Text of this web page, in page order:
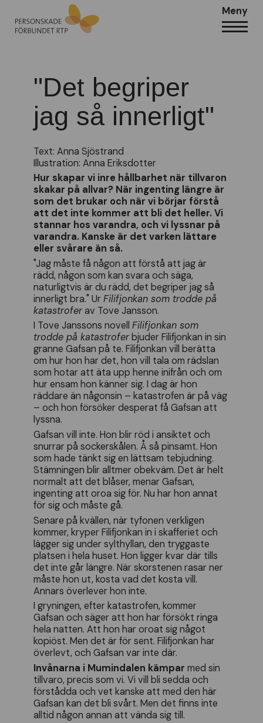
Meny
"Det begriper
jag så innerligt"
Text: Anna Sjöstrand
Illustration: Anna Eriksdotter
Hur skapar vi inre hållbarhet när tillvaron
skakar på allvar? När ingenting längre är
som det brukar och när vi börjar förstå
att det inte kommer att bli det heller. Vi
stannar hos varandra, och vi lyssnar på
varandra. Kanske är det varken lättare
eller svårare än så.
"Jag måste få någon att förstå att jag är
rädd, någon som kan svara och säga,
naturligtvis är du rädd, det begriper jag så
innerligt bra." UrFilifjonkan som trodde på
katastroferav Tove Jansson.
I Tove Janssons novellFilifjonkan som
trodde på katastroferbjuder Filifjonkan in sin
granne Gafsan på te. Filifjonkan vill berätta
om hur hon har det, hon vill tala om rädslan
som hotar att äta upp henne inifrån och om
hur ensam hon känner sig. I dag är hon
räddare än någonsin – katastrofen är på väg
– och hon försöker desperat få Gafsan att
lyssna.
Gafsan vill inte. Hon blir röd i ansiktet och
snurrar på sockerskålen. Å så pinsamt. Hon
som hade tänkt sig en lättsam tebjudning.
Stämningen blir alltmer obekväm. Det är helt
normalt att det blåser, menar Gafsan,
ingenting att oroa sig för. Nu har hon annat
för sig och måste gå.
Senare på kvällen, när tyfonen verkligen
kommer, kryper Filifjonkan in i skafferiet och
lägger sig under sylthyllan, den tryggaste
platsen i hela huset. Hon ligger kvar där tills
det inte går längre. När skorstenen rasar ner
måste hon ut, kosta vad det kosta vill.
Annars överlever hon inte.
I gryningen, efter katastrofen, kommer
Gafsan och säger att hon har försökt ringa
hela natten. Att hon har oroat sig något
kopiöst. Men det är för sent. Filifjonkan har
överlevt, och Gafsan var inte där.
Invånarna i Mumindalen kämpar med sin
tillvaro, precis som vi. Vi vill bli sedda och
förstådda och vet kanske att med den här
Gafsan kan det bli svårt. Men det finns inte
alltid någon annan att vända sig till.